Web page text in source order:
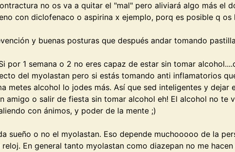
no os va a quitar el "mal" pero aliviará algo más el
con diclofenaco o aspirina x ejemplo, porq es posible q os
y buenas posturas que después andar tomando
por 1 semana o 2 no eres capaz de estar sin tomar
del myolastan pero si estás tomando anti inflamatorios
metes alcohol lo jodes más. Así que sed inteligentes y dejar
amigo o salir de fiesta sin tomar alcohol eh! El alcohol no te
con ánimos, y poder de la mente ;)
sueño o no el myolastan. Eso depende muchooooo de la
En general tanto myolastan como diazepan no me